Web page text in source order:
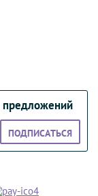
предложений
ПОДПИСАТЬСЯ